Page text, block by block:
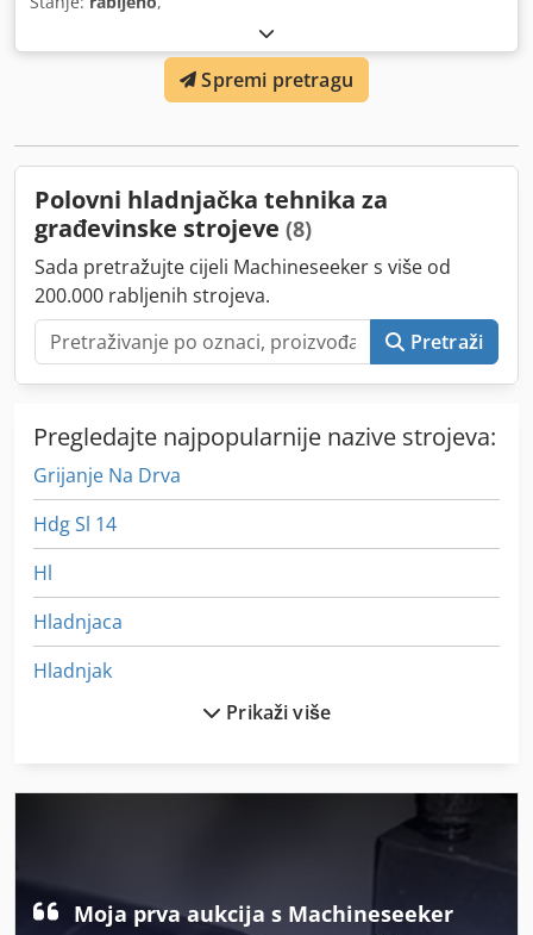
Spremi pretragu
Polovni hladnjačka tehnika za
građevinske strojeve (8)
Sada pretražujte cijeli Machineseeker s više od
200.000 rabljenih strojeva.
Pretraži
Pregledajte najpopularnije nazive strojeva:
Grijanje Na Drva
Hdg Sl 14
Hl
Hladnjaca
Hladnjak
Hodanje Kamion
Prikaži više
Moja prva aukcija s Machineseeker